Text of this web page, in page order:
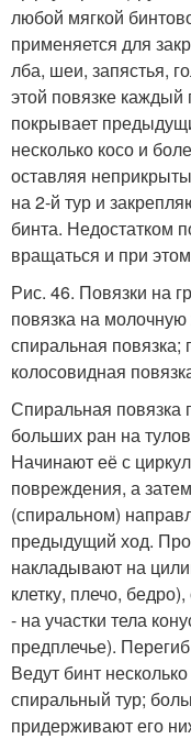
любой мягкой
применяется для
лба, шеи, запястья,
этой повязке
покрывает
несколько косо и
оставляя
на 2-й тур и
бинта. Недостатком
вращаться и при
Рис. 46. Повязки на
повязка на
спиральная повязка;
колосовидная
Спиральная повязка
больших ран на
Начинают её с
повреждения, а
(спиральном)
предыдущий ход.
накладывают на
клетку, плечо,
- на участки тела
предплечье).
Ведут бинт
спиральный тур;
придерживают его